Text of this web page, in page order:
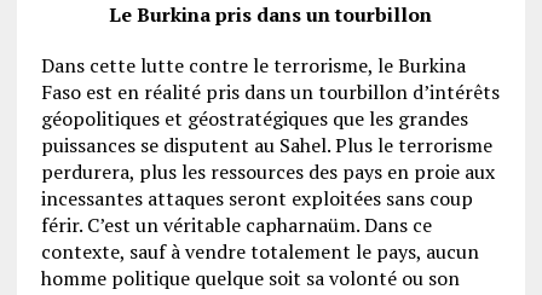
Le Burkina pris dans un tourbillon
Dans cette lutte contre le terrorisme, le Burkina
Faso est en réalité pris dans un tourbillon d’intérêts
géopolitiques et géostratégiques que les grandes
puissances se disputent au Sahel. Plus le terrorisme
perdurera, plus les ressources des pays en proie aux
incessantes attaques seront exploitées sans coup
férir. C’est un véritable capharnaüm. Dans ce
contexte, sauf à vendre totalement le pays, aucun
homme politique quelque soit sa volonté ou son